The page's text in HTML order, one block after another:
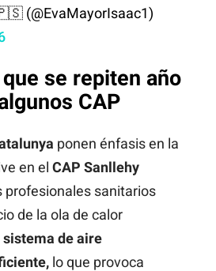
(@EvaMayorIsaac1)
se repiten año
CAP
ponen énfasis en la
en el CAP Sanllehy
profesionales sanitarios
de la ola de calor
de aire
lo que provoca